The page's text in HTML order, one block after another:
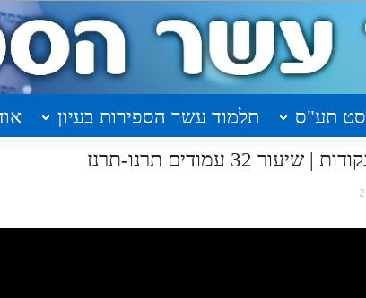
סט תע"ס תלמוד עשר הספירות בעיון
עמודים תרנו-תרנז